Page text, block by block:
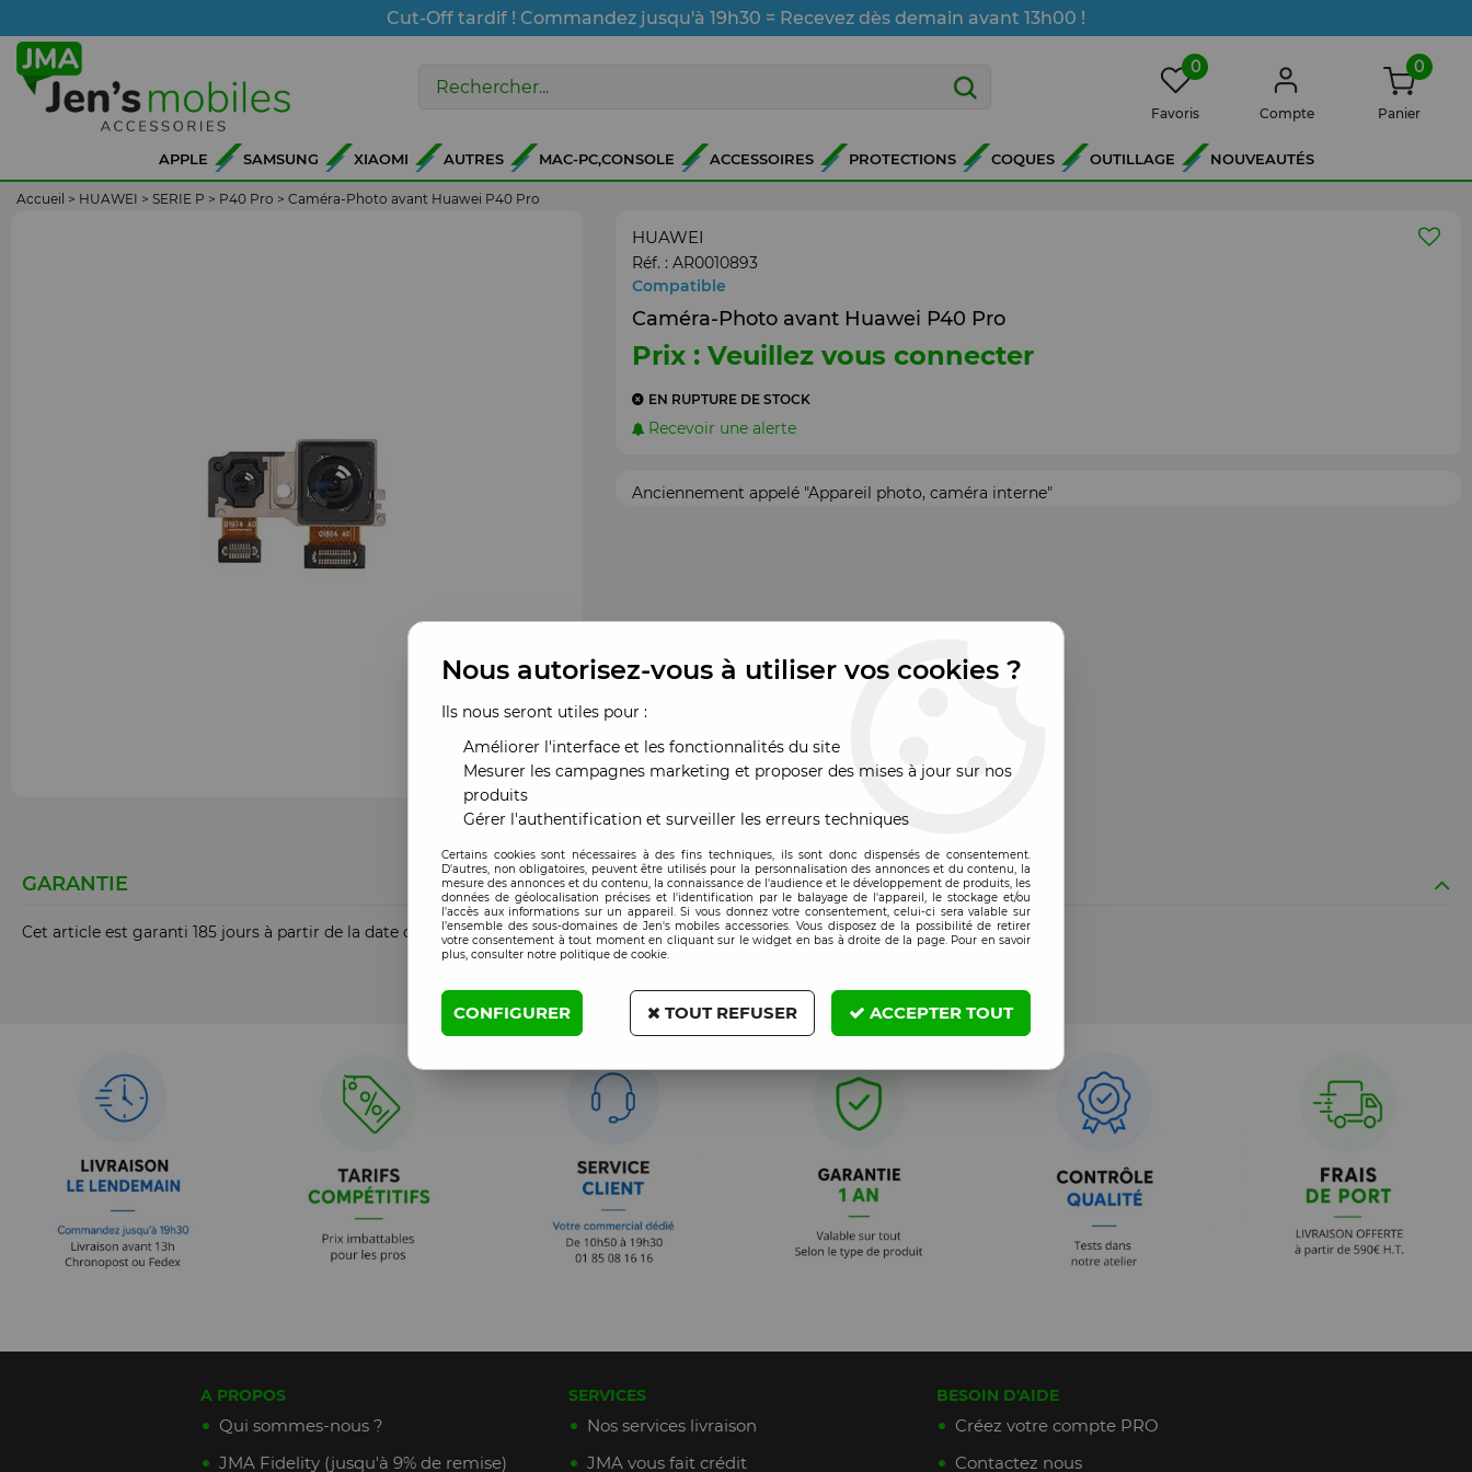
Cut-Off tardif ! Commandez jusqu'à 19h30 = Recevez dès demain avant 13h00 !
0
Favoris Compte
0
Panier
APPLE SAMSUNG XIAOMI AUTRES MAC-PC,CONSOLE ACCESSOIRES PROTECTIONS COQUES OUTILLAGE NOUVEAUTÉS
Accueil > HUAWEI > SERIE P > P40 Pro > Caméra-Photo avant Huawei P40 Pro
HUAWEI
Réf. : AR0010893
Compatible
Caméra-Photo avant Huawei P40 Pro
Prix : Veuillez vous connecter
EN RUPTURE DE STOCK
Recevoir une alerte
Anciennement appelé "Appareil photo, caméra interne"
GARANTIE
Cet article est garanti 185 jours à partir de la date de commande
A PROPOS
Qui sommes-nous ?
JMA Fidelity (jusqu'à 9% de remise)
SERVICES
Nos services livraison
JMA vous fait crédit
BESOIN D'AIDE
Créez votre compte PRO
Contactez nous
Nous autorisez-vous à utiliser vos cookies ?
Ils nous seront utiles pour :
Améliorer l'interface et les fonctionnalités du site
Mesurer les campagnes marketing et proposer des mises à jour sur nos
produits
Gérer l'authentification et surveiller les erreurs techniques
Certains cookies sont nécessaires à des fins techniques, ils sont donc dispensés de consentement.
D'autres, non obligatoires, peuvent être utilisés pour la personnalisation des annonces et du contenu, la
mesure des annonces et du contenu, la connaissance de l'audience et le développement de produits, les
données de géolocalisation précises et l'identification par le balayage de l'appareil, le stockage et/ou
l'accès aux informations sur un appareil. Si vous donnez votre consentement, celui-ci sera valable sur
l’ensemble des sous-domaines de Jen's mobiles accessories. Vous disposez de la possibilité de retirer
votre consentement à tout moment en cliquant sur le widget en bas à droite de la page. Pour en savoir
plus, consulter notre politique de cookie.
CONFIGURER TOUT REFUSER ACCEPTER TOUT